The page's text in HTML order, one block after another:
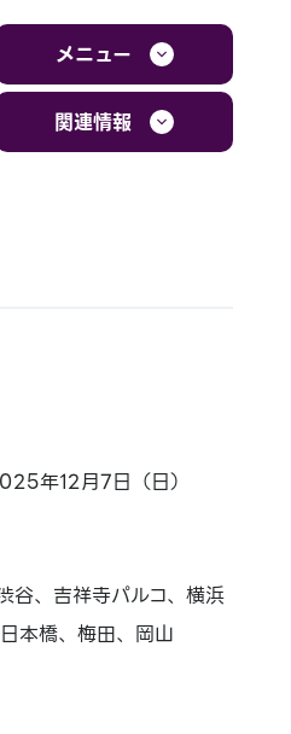
メニュー
関連情報
年12月7日（日）
谷、吉祥寺パルコ、横浜
本橋、梅田、岡山